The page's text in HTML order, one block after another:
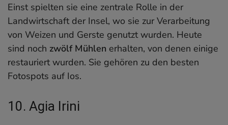
Einst spielten sie eine zentrale Rolle in der
Landwirtschaft der Insel, wo sie zur Verarbeitung
von Weizen und Gerste genutzt wurden. Heute
sind noch zwölf Mühlen erhalten, von denen einige
restauriert wurden. Sie gehören zu den besten
Fotospots auf Ios.
10. Agia Irini